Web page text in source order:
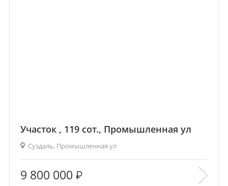
Участок , 119 сот., Промышленная ул
Суздаль, Промышленная ул
Площадь(общ. /жил. /кухня), м2:
—/—/—
Количество комнат:
—
9 800 000